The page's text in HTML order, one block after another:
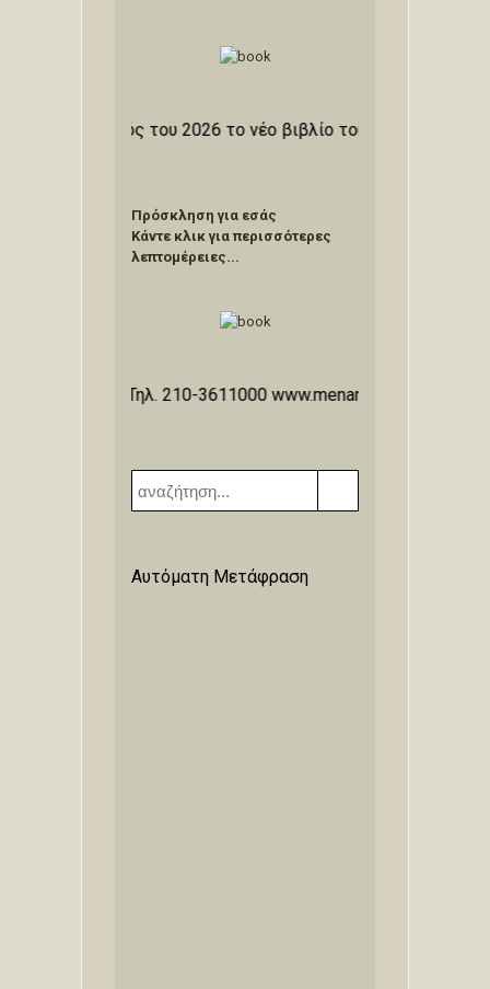
εντός του 2026 το νέο βιβλίο του ιστορικού
Πρόσκληση για εσάς
Κάντε κλικ για περισσότερες
λεπτομέρειες...
Τηλ. 210-3611000 www.menandros.gr
Αυτόματη Μετάφραση